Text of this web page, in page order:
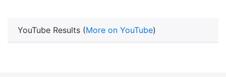
YouTube Results (More on YouTube)